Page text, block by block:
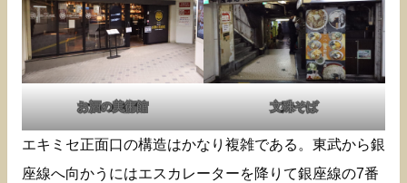
お酒の美術館 文殊そば
エキミセ正面口の構造はかなり複雑である。東武から銀
座線へ向かうにはエスカレーターを降りて銀座線の7番